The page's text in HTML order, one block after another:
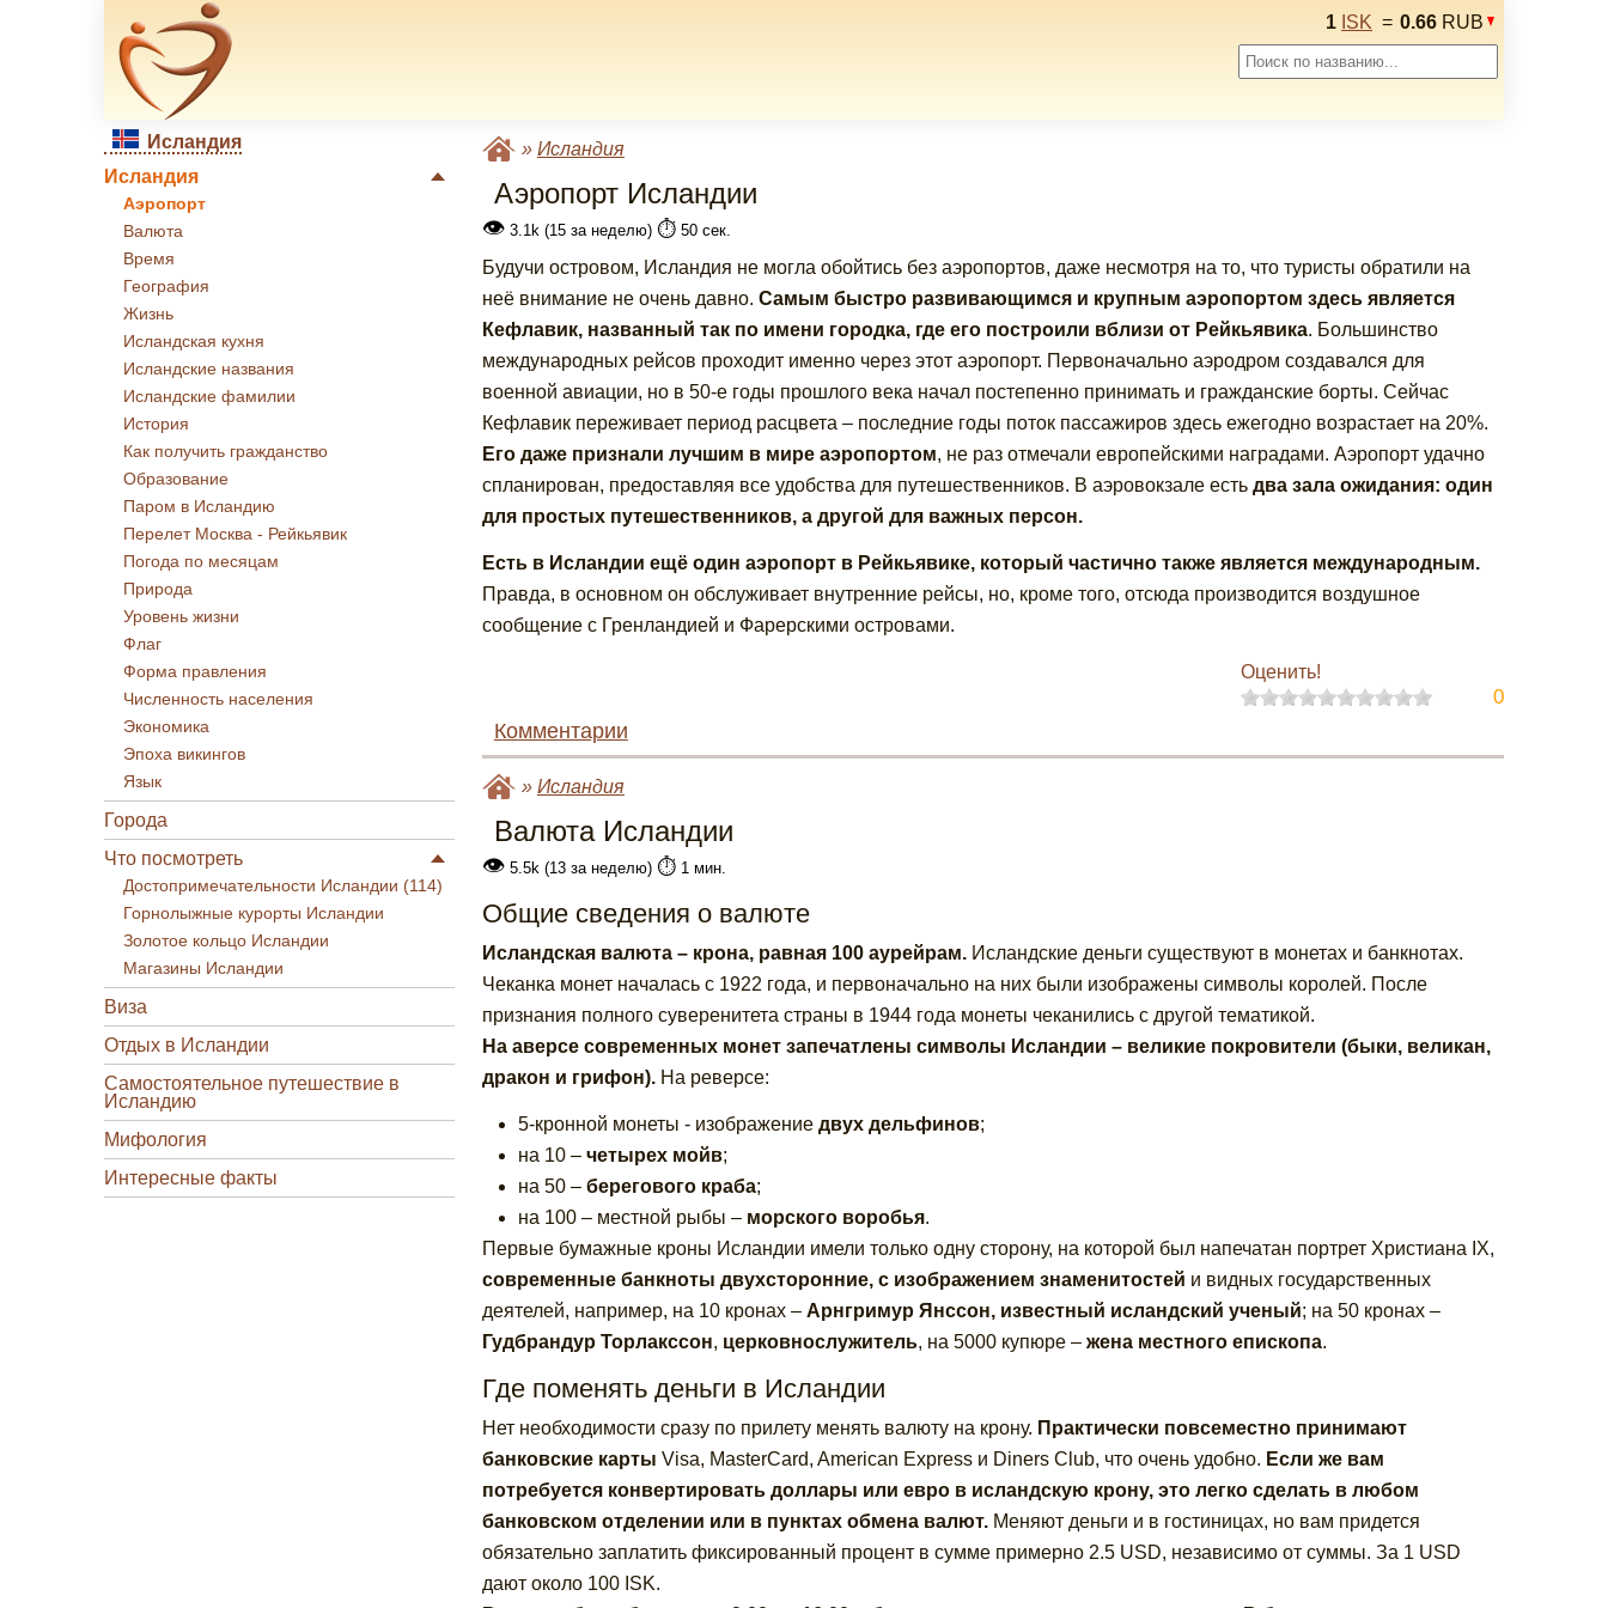
1 ISK = 0.66 RUB
Исландия
Исландия
Аэропорт
Валюта
Время
География
Жизнь
Исландская кухня
Исландские названия
Исландские фамилии
История
Как получить гражданство
Образование
Паром в Исландию
Перелет Москва - Рейкьявик
Погода по месяцам
Природа
Уровень жизни
Флаг
Форма правления
Численность населения
Экономика
Эпоха викингов
Язык
Города
Что посмотреть
Достопримечательности Исландии (114)
Горнолыжные курорты Исландии
Золотое кольцо Исландии
Магазины Исландии
Виза
Отдых в Исландии
Самостоятельное путешествие в
Исландию
Мифология
Интересные факты
» Исландия
Аэропорт Исландии
👁3.1k (15 за неделю) ⏱️50 сек.
Будучи островом, Исландия не могла обойтись без аэропортов, даже несмотря на то, что туристы обратили на
неё внимание не очень давно. Самым быстро развивающимся и крупным аэропортом здесь является
Кефлавик, названный так по имени городка, где его построили вблизи от Рейкьявика. Большинство
международных рейсов проходит именно через этот аэропорт. Первоначально аэродром создавался для
военной авиации, но в 50-е годы прошлого века начал постепенно принимать и гражданские борты. Сейчас
Кефлавик переживает период расцвета – последние годы поток пассажиров здесь ежегодно возрастает на 20%.
Его даже признали лучшим в мире аэропортом, не раз отмечали европейскими наградами. Аэропорт удачно
спланирован, предоставляя все удобства для путешественников. В аэровокзале есть два зала ожидания: один
для простых путешественников, а другой для важных персон.
Есть в Исландии ещё один аэропорт в Рейкьявике, который частично также является международным.
Правда, в основном он обслуживает внутренние рейсы, но, кроме того, отсюда производится воздушное
сообщение с Гренландией и Фарерскими островами.
Оценить!
0
Комментарии
» Исландия
Валюта Исландии
👁5.5k (13 за неделю) ⏱️1 мин.
Общие сведения о валюте
Исландская валюта – крона, равная 100 аурейрам. Исландские деньги существуют в монетах и банкнотах.
Чеканка монет началась с 1922 года, и первоначально на них были изображены символы королей. После
признания полного суверенитета страны в 1944 года монеты чеканились с другой тематикой.
На аверсе современных монет запечатлены символы Исландии – великие покровители (быки, великан,
дракон и грифон). На реверсе:
5-кронной монеты - изображение двух дельфинов;
на 10 – четырех мойв;
на 50 – берегового краба;
на 100 – местной рыбы – морского воробья.
Первые бумажные кроны Исландии имели только одну сторону, на которой был напечатан портрет Христиана IX,
современные банкноты двухсторонние, с изображением знаменитостей и видных государственных
деятелей, например, на 10 кронах – Арнгримур Янссон, известный исландский ученый; на 50 кронах –
Гудбрандур Торлакссон, церковнослужитель, на 5000 купюре – жена местного епископа.
Где поменять деньги в Исландии
Нет необходимости сразу по прилету менять валюту на крону. Практически повсеместно принимают
банковские карты Visa, MasterCard, American Express и Diners Club, что очень удобно. Если же вам
потребуется конвертировать доллары или евро в исландскую крону, это легко сделать в любом
банковском отделении или в пунктах обмена валют.Меняют деньги и в гостиницах, но вам придется
обязательно заплатить фиксированный процент в сумме примерно 2.5 USD, независимо от суммы. За 1 USD
дают около 100 ISK.